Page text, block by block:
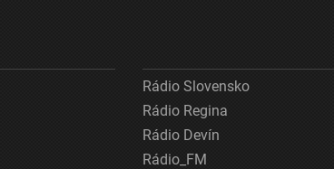
Rádio Slovensko
Rádio Regina
Rádio Devín
Rádio_FM